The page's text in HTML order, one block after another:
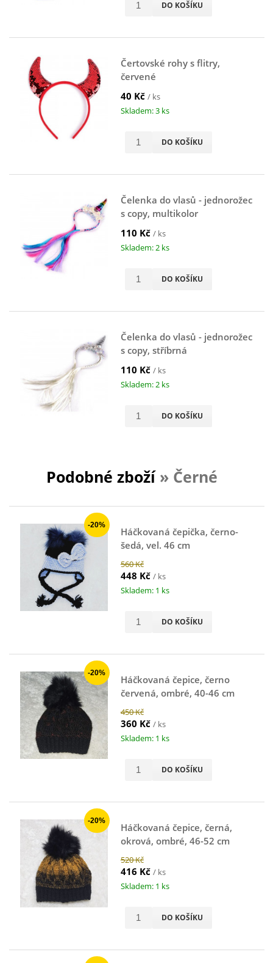
DO KOŠÍKU
Čertovské rohy s flitry,
červené
40 Kč / ks
Skladem: 3 ks
DO KOŠÍKU
Čelenka do vlasů - jednorožec
s copy, multikolor
110 Kč / ks
Skladem: 2 ks
DO KOŠÍKU
Čelenka do vlasů - jednorožec
s copy, stříbrná
110 Kč / ks
Skladem: 2 ks
DO KOŠÍKU
Podobné zboží » Černé
-20%
Háčkovaná čepička, černo-
šedá, vel. 46 cm
560 Kč
448 Kč / ks
Skladem: 1 ks
DO KOŠÍKU
-20%
Háčkovaná čepice, černo
červená, ombré, 40-46 cm
450 Kč
360 Kč / ks
Skladem: 1 ks
DO KOŠÍKU
-20%
Háčkovaná čepice, černá,
okrová, ombré, 46-52 cm
520 Kč
416 Kč / ks
Skladem: 1 ks
DO KOŠÍKU